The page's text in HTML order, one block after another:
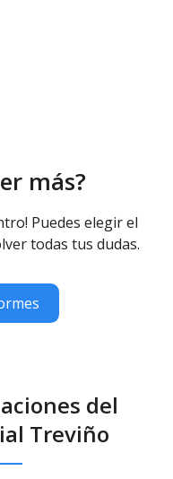
más?
Puedes elegir el
todas tus dudas.
del
Treviño